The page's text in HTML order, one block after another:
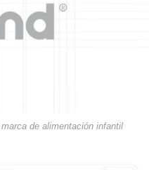
de alimentación infantil